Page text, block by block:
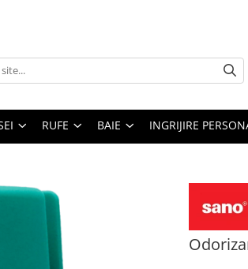
RUFE BAIE INGRIJIRE